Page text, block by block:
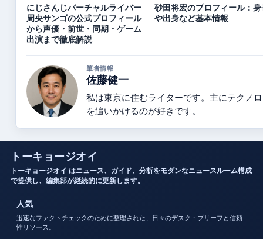
にじさんじバーチャルライバー
周央サンゴの公式プロフィール
から声優・前世・同期・ゲーム
出演まで徹底解説
砂田将宏のプロフィール：身
や出身など基本情報
筆者情報
佐藤健一
私は東京に住むライターです。主にテクノ
を追いかけるのが好きです。
トーキョージオイ
トーキョージオイ はニュース、ガイド、分析をモダンなニュースルーム構成
で提供し、編集部が継続的に更新します。
人気
迅速なファクトチェックのために整理された、日々のデスク・ブリーフと信頼
性リソース。